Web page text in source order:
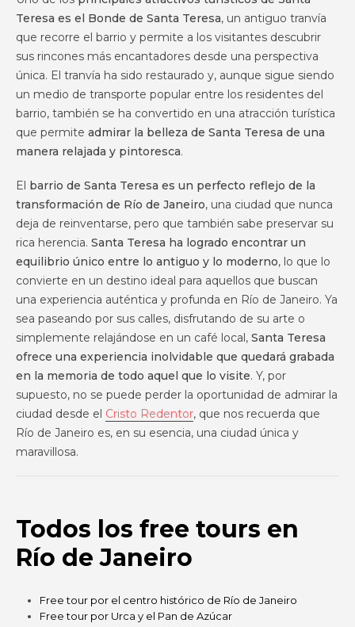
Teresa es el Bonde de Santa Teresa, un antiguo tranvía
que recorre el barrio y permite a los visitantes descubrir
sus rincones más encantadores desde una perspectiva
única. El tranvía ha sido restaurado y, aunque sigue siendo
un medio de transporte popular entre los residentes del
barrio, también se ha convertido en una atracción turística
que permite admirar la belleza de Santa Teresa de una
manera relajada y pintoresca.
El barrio de Santa Teresa es un perfecto reflejo de la
transformación de Río de Janeiro, una ciudad que nunca
deja de reinventarse, pero que también sabe preservar su
rica herencia. Santa Teresa ha logrado encontrar un
equilibrio único entre lo antiguo y lo moderno, lo que lo
convierte en un destino ideal para aquellos que buscan
una experiencia auténtica y profunda en Río de Janeiro. Ya
sea paseando por sus calles, disfrutando de su arte o
simplemente relajándose en un café local, Santa Teresa
ofrece una experiencia inolvidable que quedará grabada
en la memoria de todo aquel que lo visite. Y, por
supuesto, no se puede perder la oportunidad de admirar la
ciudad desde el Cristo Redentor, que nos recuerda que
Río de Janeiro es, en su esencia, una ciudad única y
maravillosa.
Todos los free tours en
Río de Janeiro
Free tour por el centro histórico de Río de Janeiro
Free tour por Urca y el Pan de Azúcar